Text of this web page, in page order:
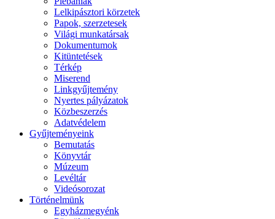
Lelkipásztori körzetek
Papok, szerzetesek
Világi munkatársak
Dokumentumok
Kitüntetések
Térkép
Miserend
Linkgyűjtemény
Nyertes pályázatok
Közbeszerzés
Adatvédelem
Gyűjteményeink
Bemutatás
Könyvtár
Múzeum
Levéltár
Videósorozat
Történelmünk
Egyházmegyénk